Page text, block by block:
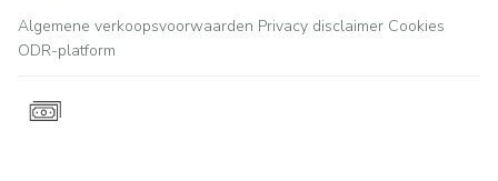
Algemene verkoopsvoorwaarden Privacy disclaimer Cookies
ODR-platform